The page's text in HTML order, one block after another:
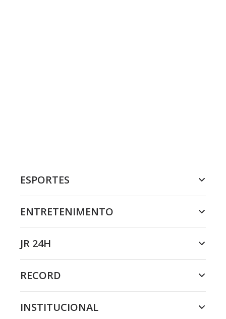
ESPORTES
ENTRETENIMENTO
JR 24H
RECORD
INSTITUCIONAL